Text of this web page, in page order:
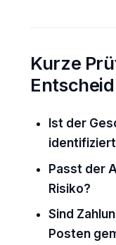
Kurze
Ist der
Passt der
Risiko?
Sind
Posten